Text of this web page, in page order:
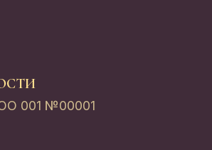
001 №00001